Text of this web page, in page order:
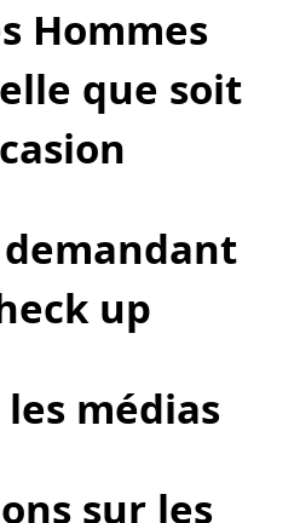
Hommes
que soit
up
les médias